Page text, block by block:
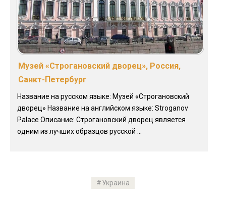
Музей «Строгановский дворец», Россия,
Санкт-Петербург
Название на русском языке: Музей «Строгановский
дворец» Название на английском языке: Stroganov
Palace Описание: Строгановский дворец является
одним из лучших образцов русской ...
Украина